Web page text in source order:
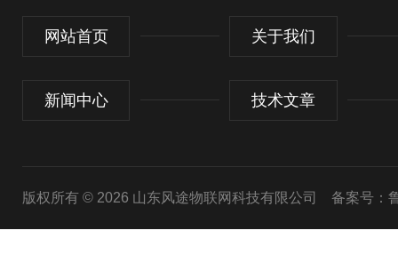
网站首页 关于我们
新闻中心 技术文章
版权所有 © 2026 山东风途物联网科技有限公司 备案号：